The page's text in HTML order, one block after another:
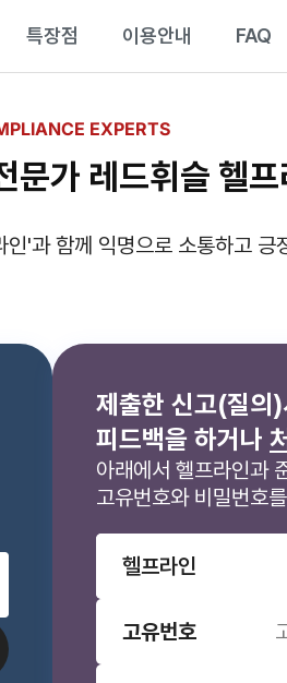
특장점 이용안내 FAQ
EXPERTS
문가 레드휘슬 헬프
'과 함께 익명으로 소통하고 긍
제출한 신고(질의)
피드백을 하거나
아래에서 헬프라인과
고유번호와 비밀번호
헬프라인
고유번호